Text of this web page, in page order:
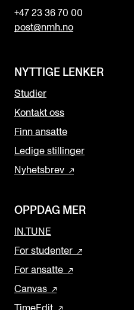
+47 23 36 70 00
post@nmh.no
NYTTIGE LENKER
Studier
Kontakt oss
Finn ansatte
Ledige stillinger
Nyhetsbrev
OPPDAG MER
IN.TUNE
For studenter
For ansatte
Canvas